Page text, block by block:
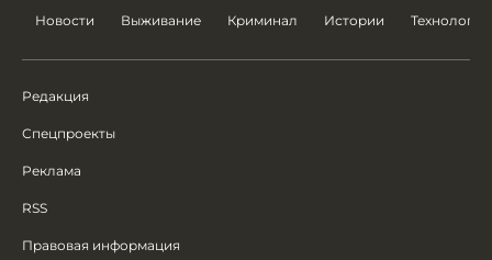
Новости Выживание Криминал Истории Технологии
Редакция
Спецпроекты
Реклама
RSS
Правовая информация